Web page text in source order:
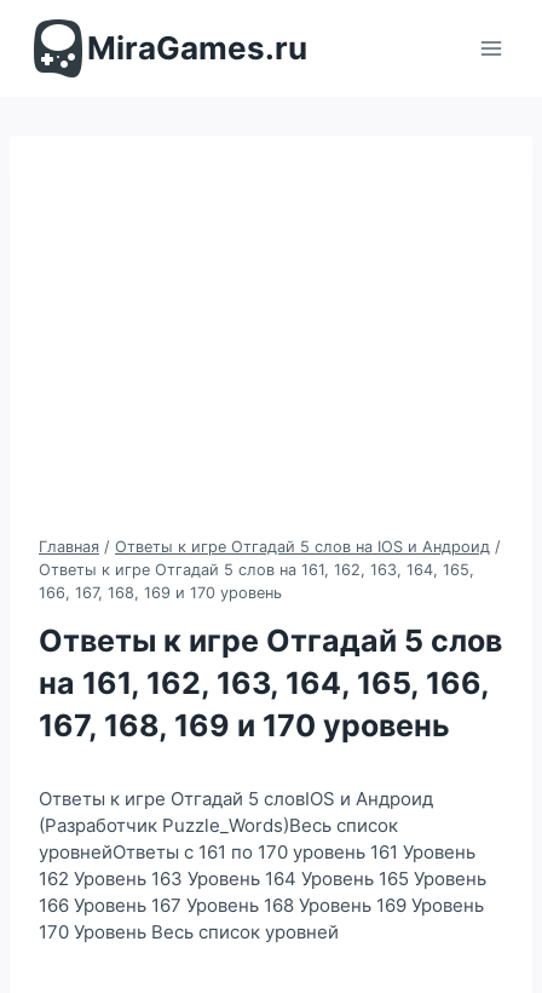
содержимомуMiraGames.ru
Главная / Ответы к игре Отгадай 5 слов на IOS и Андроид /
Ответы к игре Отгадай 5 слов на 161, 162, 163, 164, 165,
166, 167, 168, 169 и 170 уровень
Ответы к игре Отгадай 5 слов
на 161, 162, 163, 164, 165, 166,
167, 168, 169 и 170 уровень
Ответы к игре Отгадай 5 словIOS и Андроид
(Разработчик Puzzle_Words)Весь список
уровнейОтветы с 161 по 170 уровень 161 Уровень
162 Уровень 163 Уровень 164 Уровень 165 Уровень
166 Уровень 167 Уровень 168 Уровень 169 Уровень
170 Уровень Весь список уровней